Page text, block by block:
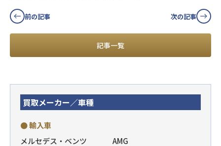
前の記事
記事一覧
次の記事
買取メーカー／車種
● 輸入車
メルセデス・ベンツ
AMG